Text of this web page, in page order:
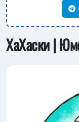
ХаХаски |